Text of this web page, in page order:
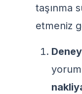
taşınma
etmeniz